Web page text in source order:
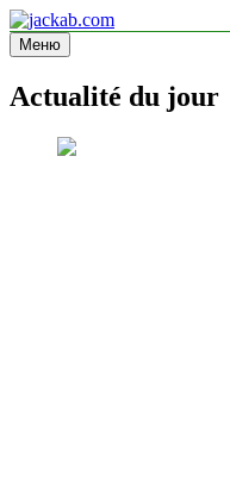
Перейти
к
содержимому
jackab.com
Site d'information
Меню
Actualité du jour